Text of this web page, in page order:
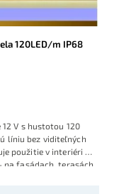
120LED/m IP68
V s hustotou 120
líniu bez viditeľných
použitie v interiéri aj
na fasádach, terasách